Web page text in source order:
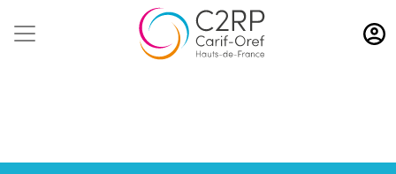
Aller
au
contenu